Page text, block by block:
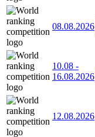
08.08.2026
10.08 -
16.08.2026
12.08.2026